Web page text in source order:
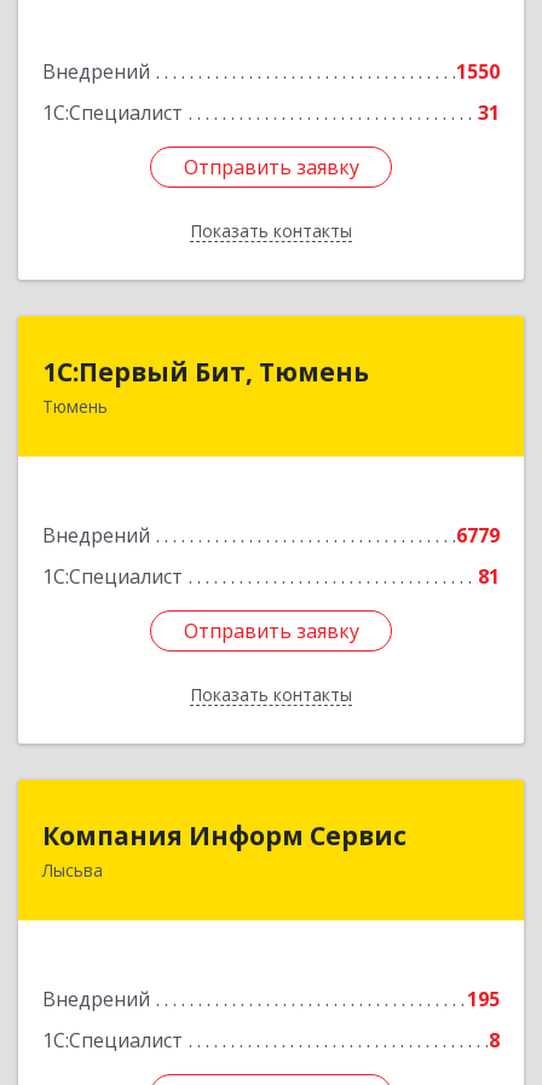
Внедрений
1550
1С:Специалист
31
Отправить заявку
Показать контакты
Отправить заявку
Назад
1С:Первый Бит, Тюмень
Тюмень
Внедрений
6779
1С:Специалист
81
Отправить заявку
Показать контакты
1С:Первый Бит, Тюмень
625000, Тюменская обл, Тюмень г, Республики
Отправить заявку
Назад
Компания Информ Сервис
Лысьва
Внедрений
195
1С:Специалист
8
Компания Информ Сервис
618909, Пермский край, Лысьва г, Металлистов